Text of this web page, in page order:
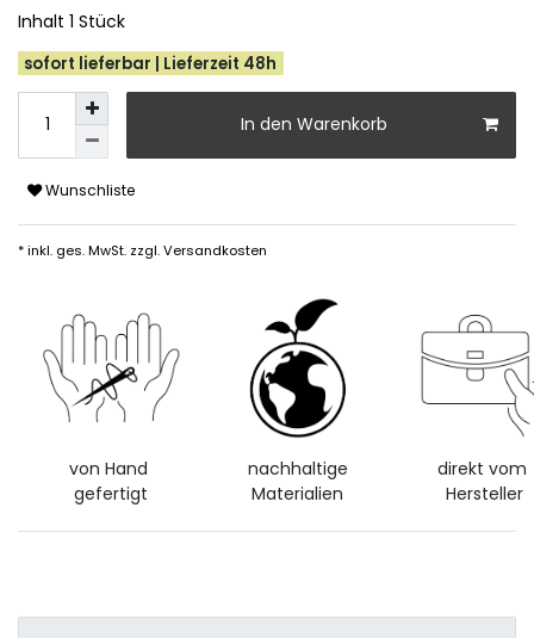
Inhalt 1 Stück
sofort lieferbar | Lieferzeit 48h
In den Warenkorb
Wunschliste
* inkl. ges. MwSt. zzgl.Versandkosten
von Hand
gefertigt
nachhaltige
Materialien
direkt vom
Hersteller